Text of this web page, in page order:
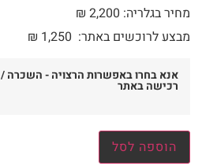
מחיר בגלריה: 2,200 ₪
מבצע לרוכשים באתר:
₪ 1,250
אנא בחרו באפשרות הרצויה - השכרה /
רכישה באתר
הוספה לסל